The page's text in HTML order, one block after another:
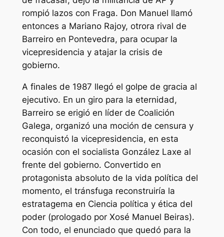
rompió lazos con Fraga. Don Manuel llamó
entonces a Mariano Rajoy, otrora rival de
Barreiro en Pontevedra, para ocupar la
vicepresidencia y atajar la crisis de
gobierno.
A finales de 1987 llegó el golpe de gracia al
ejecutivo. En un giro para la eternidad,
Barreiro se erigió en líder de Coalición
Galega, organizó una moción de censura y
reconquistó la vicepresidencia, en esta
ocasión con el socialista González Laxe al
frente del gobierno. Convertido en
protagonista absoluto de la vida política del
momento, el tránsfuga reconstruiría la
estratagema en Ciencia política y ética del
poder (prologado por Xosé Manuel Beiras).
Con todo, el enunciado que quedó para la